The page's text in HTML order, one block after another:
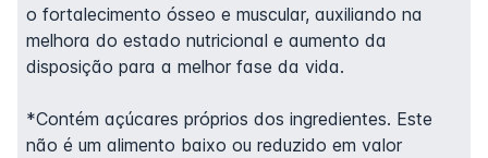
o fortalecimento ósseo e muscular, auxiliando na
melhora do estado nutricional e aumento da
disposição para a melhor fase da vida.
*Contém açúcares próprios dos ingredientes. Este
não é um alimento baixo ou reduzido em valor